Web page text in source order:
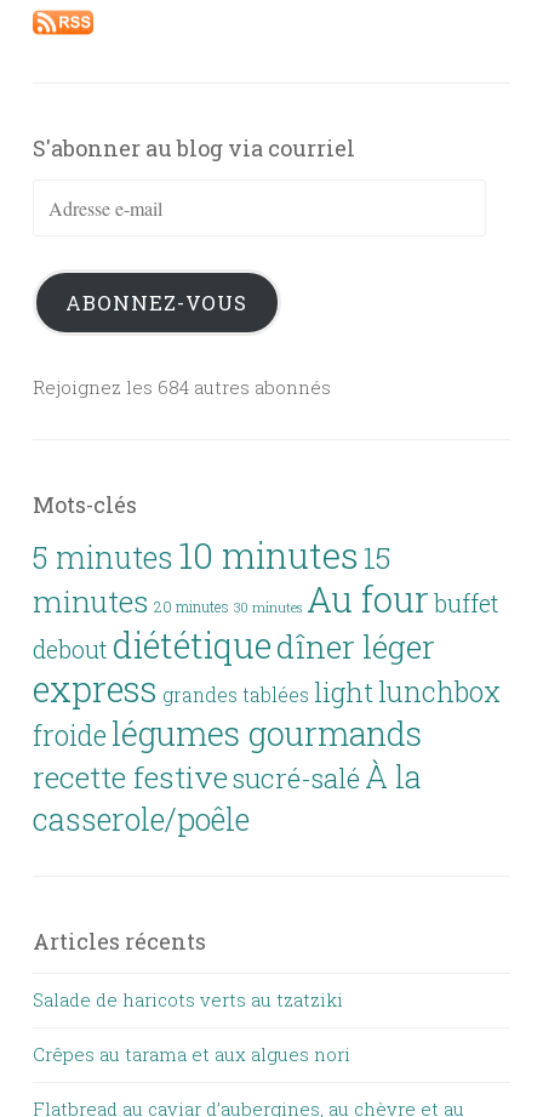
S'abonner au blog via courriel
Adresse
mail
ABONNEZ-VOUS
Rejoignez les 684 autres abonnés
Mots-clés
5 minutes 10 minutes15
minutes 20 minutes 30 minutes Au fourbuffet
debout diététiquedîner léger
express grandes tablées lightlunchbox
froide légumes gourmands
recette festivesucré-salé À la
casserole/poêle
Articles récents
Salade de haricots verts au tzatziki
Crêpes au tarama et aux algues nori
Flatbread au caviar d’aubergines, au chèvre et au